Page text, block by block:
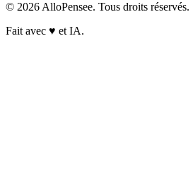
© 2026 AlloPensee. Tous droits réservés.
Fait avec ♥ et IA.